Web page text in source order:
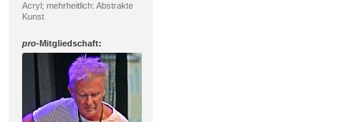
Acryl; mehrheitlich: Abstrakte
Kunst
pro-Mitgliedschaft: